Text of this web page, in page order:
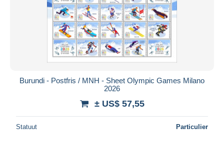
Burundi - Postfris / MNH - Sheet Olympic Games Milano
2026
± US$ 57,55
Statuut Particulier